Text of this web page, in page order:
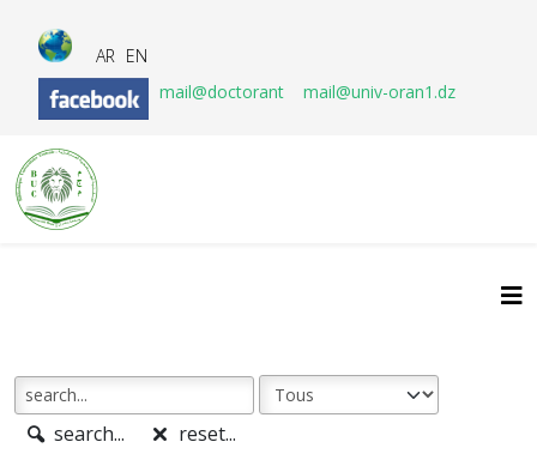
AR EN
mail@doctorant
mail@univ-oran1.dz
search... reset...